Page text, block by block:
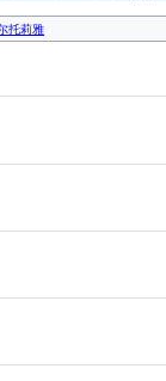
托莉雅